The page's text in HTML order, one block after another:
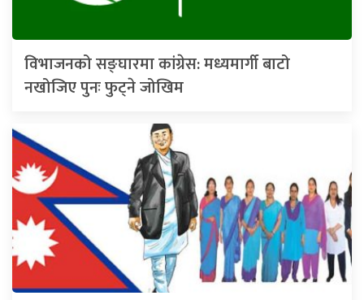
विभाजनको सङ्घारमा कांग्रेस: मध्यमार्गी बाटो
नखोजिए पुनः फुट्ने जोखिम